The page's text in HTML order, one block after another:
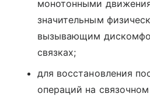
монотонными
значительным
вызывающим
связках;
для восстановления
операций на